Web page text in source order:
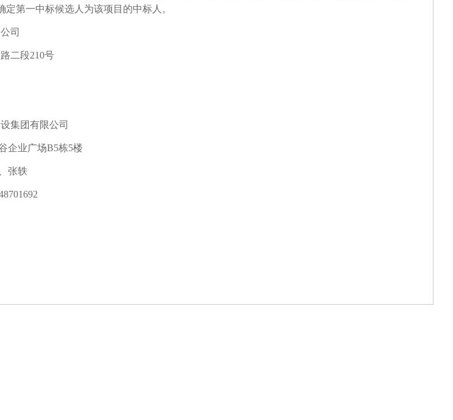
第一中标候选人为该项目的中标人。
司
二段210号
集团有限公司
企业广场B5栋5楼
张轶